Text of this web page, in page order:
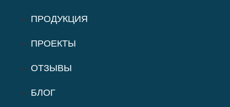
ПРОДУКЦИЯ
ПРОЕКТЫ
ОТЗЫВЫ
БЛОГ